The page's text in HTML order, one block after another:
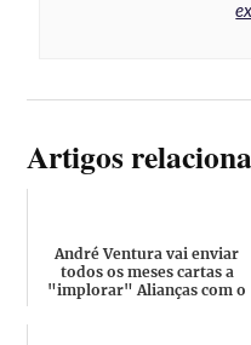
Artigos
André Ventura vai enviar
todos os meses cartas a
"implorar" Alianças com o